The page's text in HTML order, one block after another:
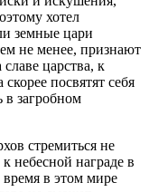
хотел
земные цари
не менее, признают
царства, к
посвятят себя
в загробном
стремиться не
небесной награде в
в этом мире